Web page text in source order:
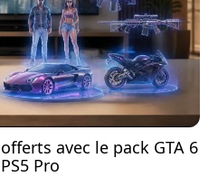
avec le pack GTA 6
Pro